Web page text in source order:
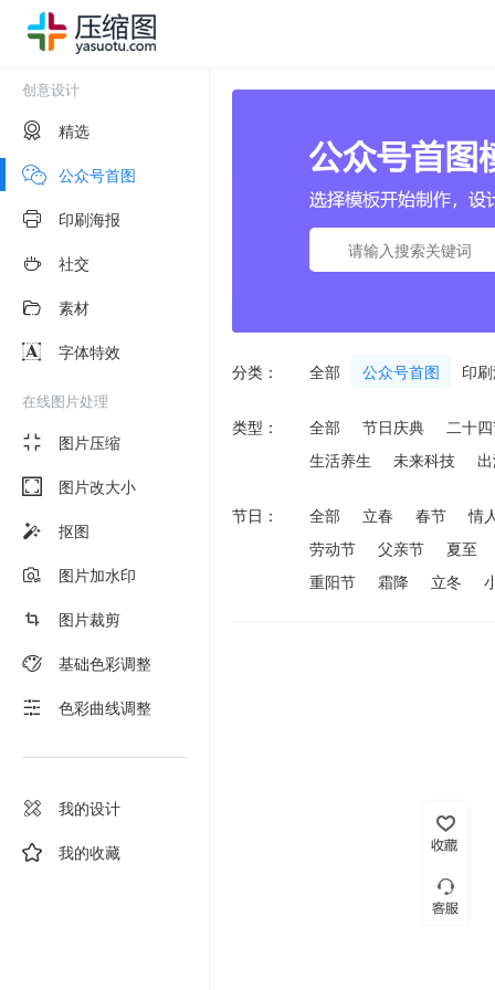
创意设计
精选
公众号首图
印刷海报
社交
素材
字体特效
在线图片处理
图片压缩
图片改大小
抠图
图片加水印
图片裁剪
基础色彩调整
色彩曲线调整
我的设计
我的收藏
分类： 全部 公众号首图 印
类型： 全部 节日庆典
二十
生活养生
未来科技
节日： 全部 立春 春节
情
劳动节
父亲节
夏至
重阳节
霜降 立冬